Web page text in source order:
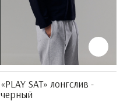
«PLAY SAT» лонгслив -
черный